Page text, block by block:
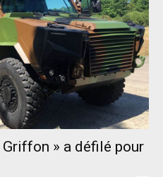
» a défilé pour